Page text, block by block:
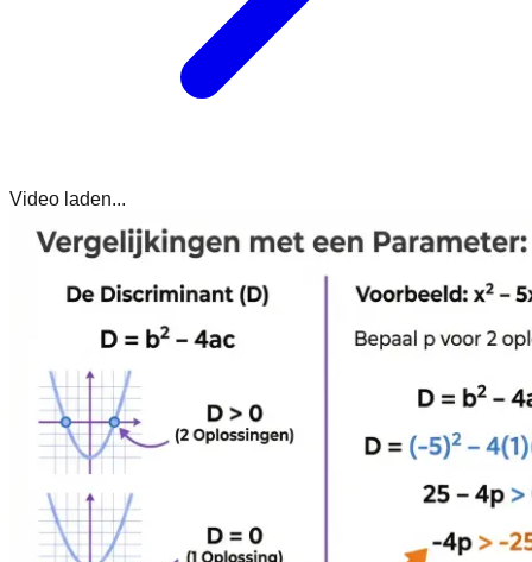
Video laden...